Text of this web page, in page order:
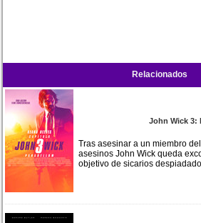
Relacionados
John Wick 3:
Tras asesinar a un miembro
asesinos John Wick queda
objetivo de sicarios